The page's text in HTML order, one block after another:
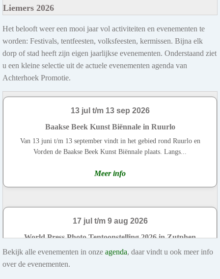
Liemers 2026
Het belooft weer een mooi jaar vol activiteiten en evenementen te
worden: Festivals, tentfeesten, volksfeesten, kermissen. Bijna elk
dorp of stad heeft zijn eigen jaarlijkse evenementen. Onderstaand ziet
u een kleine selectie uit de actuele evenementen agenda van
Achterhoek Promotie.
13 jul t/m 13 sep 2026
Baakse Beek Kunst Biënnale in Ruurlo
Van 13 juni t/m 13 september vindt in het gebied rond Ruurlo en
Vorden de Baakse Beek Kunst Biënnale plaats. Langs...
Meer info
17 jul t/m 9 aug 2026
World Press Photo Tentoonstelling 2026 in Zutphen
Van 17 juli t/m 9 augustus is in de Walburgiskerk de World Press
Photo Tentoonstelling 2026 te zien. De tentoonstelling...
Bekijk alle evenementen in onze agenda, daar vindt u ook meer info
over de evenementen.